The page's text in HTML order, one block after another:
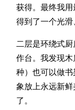
获得。最终我
得到了一个光
二层是环绕式
作台。我发现
种）也可以做
象放上永远新
了。